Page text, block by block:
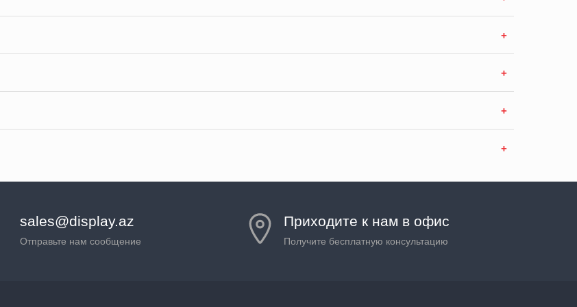
sales@display.az
Отправьте нам сообщение
Приходите к нам в офис
Получите бесплатную консультацию